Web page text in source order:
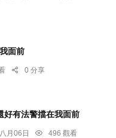
面前
0 分享
好有法警擋在我面前
月06日
496 觀看